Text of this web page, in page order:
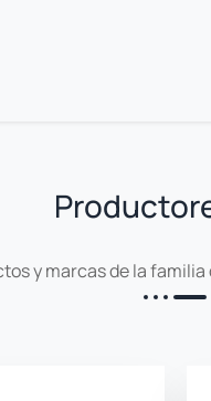
y marcas de la familia